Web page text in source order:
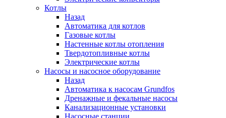
Котлы
Назад
Автоматика для котлов
Газовые котлы
Настенные котлы отопления
Твердотопливные котлы
Электрические котлы
Насосы и насосное оборудование
Назад
Автоматика к насосам Grundfos
Дренажные и фекальные насосы
Канализационные установки
Насосные станции